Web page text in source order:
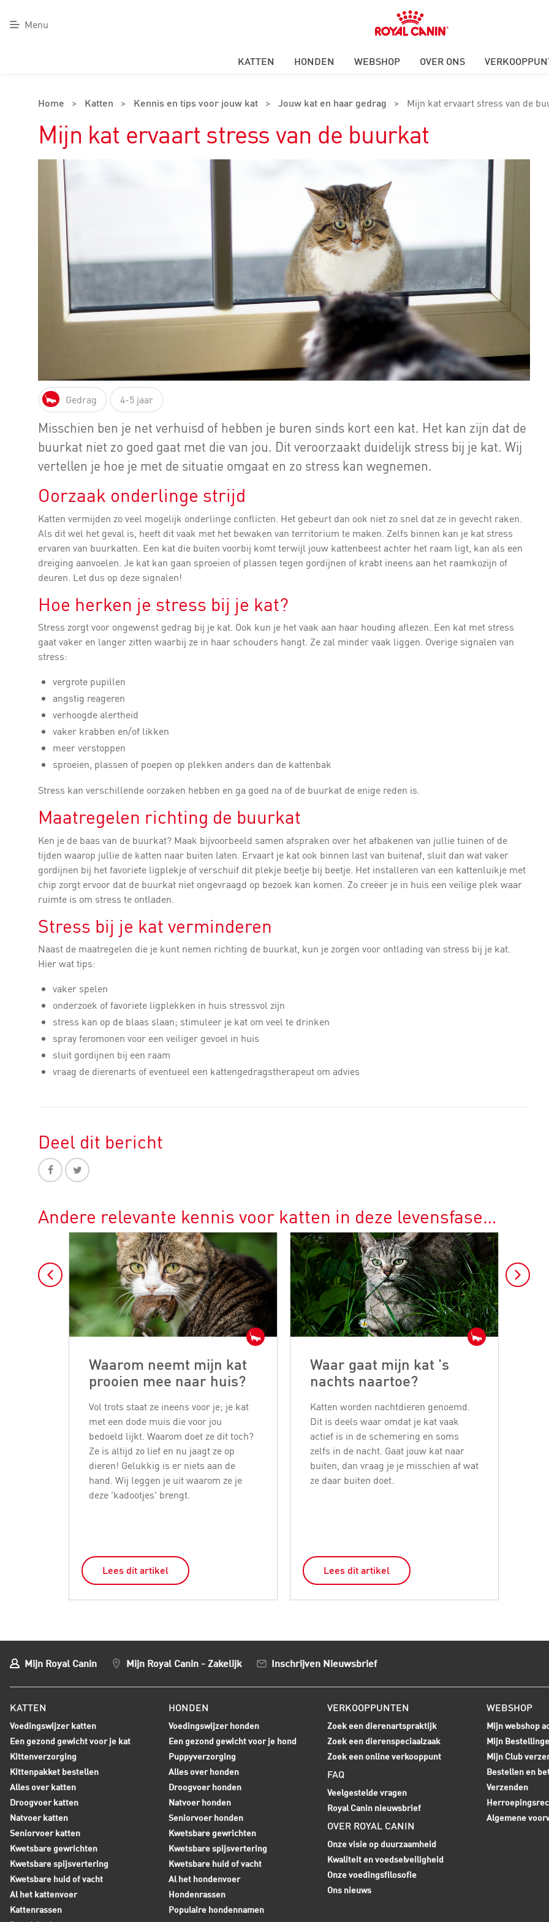
Menu
Royal
Canin
KATTEN
HONDEN WEBSHOP OVER ONS
Home > Katten > Kennis en tips voor jouw kat > Jouw kat en haar gedrag > Mijn kat ervaart stress van de
Mijn kat ervaart stress van de buurkat
Gedrag 4-5 jaar
Misschien ben je net verhuisd of hebben je buren sinds kort een kat. Het kan zijn dat de
buurkat niet zo goed gaat met die van jou. Dit veroorzaakt duidelijk stress bij je kat. Wij
vertellen je hoe je met de situatie omgaat en zo stress kan wegnemen.
Oorzaak onderlinge strijd
Katten vermijden zo veel mogelijk onderlinge conflicten. Het gebeurt dan ook niet zo snel dat ze in gevecht raken.
Als dit wel het geval is, heeft dit vaak met het bewaken van territorium te maken. Zelfs binnen kan je kat stress
ervaren van buurkatten. Een kat die buiten voorbij komt terwijl jouw kattenbeest achter het raam ligt, kan als een
dreiging aanvoelen. Je kat kan gaan sproeien of plassen tegen gordijnen of krabt ineens aan het raamkozijn of
deuren. Let dus op deze signalen!
Hoe herken je stress bij je kat?
Stress zorgt voor ongewenst gedrag bij je kat. Ook kun je het vaak aan haar houding aflezen. Een kat met stress
gaat vaker en langer zitten waarbij ze in haar schouders hangt. Ze zal minder vaak liggen. Overige signalen van
stress:
vergrote pupillen
angstig reageren
verhoogde alertheid
vaker krabben en/of likken
meer verstoppen
sproeien, plassen of poepen op plekken anders dan de kattenbak
Stress kan verschillende oorzaken hebben en ga goed na of de buurkat de enige reden is.
Maatregelen richting de buurkat
Ken je de baas van de buurkat? Maak bijvoorbeeld samen afspraken over het afbakenen van jullie tuinen of de
tijden waarop jullie de katten naar buiten laten. Ervaart je kat ook binnen last van buitenaf, sluit dan wat vaker
gordijnen bij het favoriete ligplekje of verschuif dit plekje beetje bij beetje. Het installeren van een kattenluikje met
chip zorgt ervoor dat de buurkat niet ongevraagd op bezoek kan komen. Zo creëer je in huis een veilige plek waar
ruimte is om stress te ontladen.
Stress bij je kat verminderen
Naast de maatregelen die je kunt nemen richting de buurkat, kun je zorgen voor ontlading van stress bij je kat.
Hier wat tips:
vaker spelen
onderzoek of favoriete ligplekken in huis stressvol zijn
stress kan op de blaas slaan; stimuleer je kat om veel te drinken
spray feromonen voor een veiliger gevoel in huis
sluit gordijnen bij een raam
vraag de dierenarts of eventueel een kattengedragstherapeut om advies
Deel dit bericht
Andere relevante kennis voor katten in deze levensfase…
Waarom neemt mijn kat
prooien mee naar huis?
Vol trots staat ze ineens voor je; je kat
met een dode muis die voor jou
bedoeld lijkt. Waarom doet ze dit toch?
Ze is altijd zo lief en nu jaagt ze op
dieren! Gelukkig is er niets aan de
hand. Wij leggen je uit waarom ze je
deze 'kadootjes' brengt.
Lees dit artikel
Waar gaat mijn kat 's
nachts naartoe?
Katten worden nachtdieren genoemd.
Dit is deels waar omdat je kat vaak
actief is in de schemering en soms
zelfs in de nacht. Gaat jouw kat naar
buiten, dan vraag je je misschien af wat
ze daar buiten doet.
Lees dit artikel
Mijn Royal Canin Mijn Royal Canin - Zakelijk Inschrijven Nieuwsbrief
KATTEN
Voedingswijzer katten
Een gezond gewicht voor je kat
Kittenverzorging
Kittenpakket bestellen
Alles over katten
Droogvoer katten
Natvoer katten
Seniorvoer katten
Kwetsbare gewrichten
Kwetsbare spijsvertering
Kwetsbare huid of vacht
Al het kattenvoer
Kattenrassen
HONDEN
Voedingswijzer honden
Een gezond gewicht voor je hond
Puppyverzorging
Alles over honden
Droogvoer honden
Natvoer honden
Seniorvoer honden
Kwetsbare gewrichten
Kwetsbare spijsvertering
Kwetsbare huid of vacht
Al het hondenvoer
Hondenrassen
Populaire hondennamen
VERKOOPPUNTEN
Zoek een dierenartspraktijk
Zoek een dierenspeciaalzaak
Zoek een online verkooppunt
FAQ
Veelgestelde vragen
Royal Canin nieuwsbrief
OVER ROYAL CANIN
Onze visie op duurzaamheid
Kwaliteit en voedselveiligheid
Onze voedingsfilosofie
Ons nieuws
WEBSHOP
Mijn webshop
Mijn
Mijn Club
Bestellen en
Verzenden
Algemene